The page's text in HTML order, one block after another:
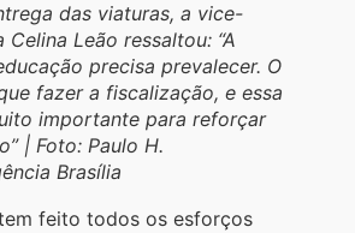
das viaturas, a vice-
Leão ressaltou: “A
precisa prevalecer. O
fazer a fiscalização, e essa
importante para reforçar
| Foto: Paulo H.
Brasília
feito todos os esforços